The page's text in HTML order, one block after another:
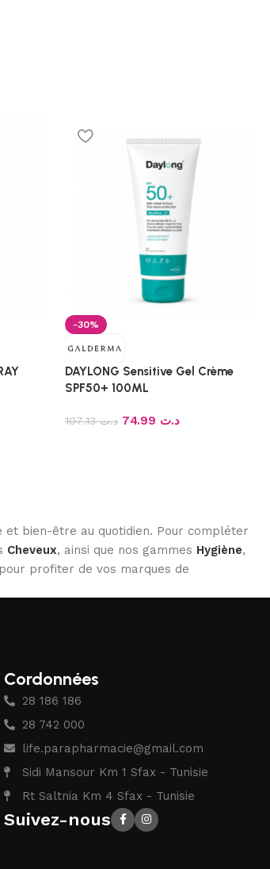
-30%
DAYLONG Sensitive Gel Crème
SPF50+ 100ML
د.ت107.13 د.ت
bien-être au quotidien. Pour compléter
Cheveux, ainsi que nos gammes Hygiène,
profiter de vos marques de
Cordonnées
28 186 186
28 742 000
life.parapharmacie@gmail.com
Sidi Mansour Km 1 Sfax - Tunisie
Rt Saltnia Km 4 Sfax - Tunisie
Suivez-nous